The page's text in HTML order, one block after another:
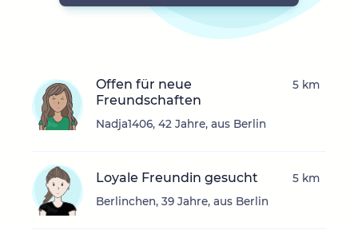
Offen für neue
Freundschaften
Nadja1406, 42 Jahre, aus Berlin
5 km
Loyale Freundin gesucht
Berlinchen, 39 Jahre, aus Berlin
5 km